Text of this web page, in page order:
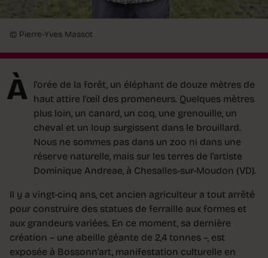
© Pierre-Yves Massot
À l’orée de la forêt, un éléphant de douze mètres de
haut attire l’œil des promeneurs. Quelques mètres
plus loin, un canard, un coq, une grenouille, un
cheval et un loup surgissent dans le brouillard.
Nous ne sommes pas dans un zoo ni dans une
réserve naturelle, mais sur les terres de l’artiste
Dominique Andreae, à Chesalles-sur-Moudon (VD).
Il y a vingt-cinq ans, cet ancien agriculteur a tout arrêté
pour construire des statues de ferraille aux formes et
aux grandeurs variées. En ce moment, sa dernière
création – une abeille géante de 2,4 tonnes –, est
exposée à Bossonn’art, manifestation culturelle en